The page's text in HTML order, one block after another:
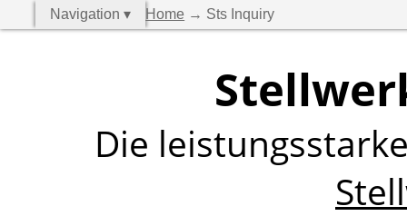
Navigation ▾ Home → Sts Inquiry
Die